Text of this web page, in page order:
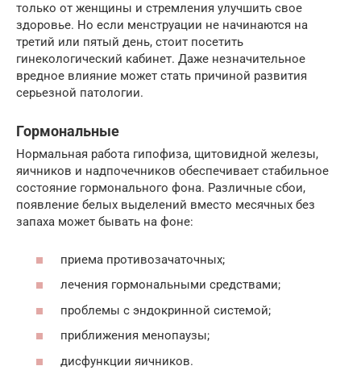
только от женщины и стремления улучшить свое
здоровье. Но если менструации не начинаются на
третий или пятый день, стоит посетить
гинекологический кабинет. Даже незначительное
вредное влияние может стать причиной развития
серьезной патологии.
Гормональные
Нормальная работа гипофиза, щитовидной железы,
яичников и надпочечников обеспечивает стабильное
состояние гормонального фона. Различные сбои,
появление белых выделений вместо месячных без
запаха может бывать на фоне:
приема противозачаточных;
лечения гормональными средствами;
проблемы с эндокринной системой;
приближения менопаузы;
дисфункции яичников.